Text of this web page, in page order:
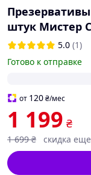
штук Мистер
5.0 (1)
Готово к отправке
от 120₴/мес
1 199 ₴
1 699 ₴ скидка